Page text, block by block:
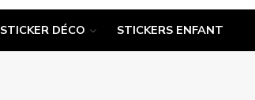
STICKER DÉCO STICKERS ENFANT